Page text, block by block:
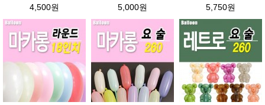
4,500원
5,000원
5,750원